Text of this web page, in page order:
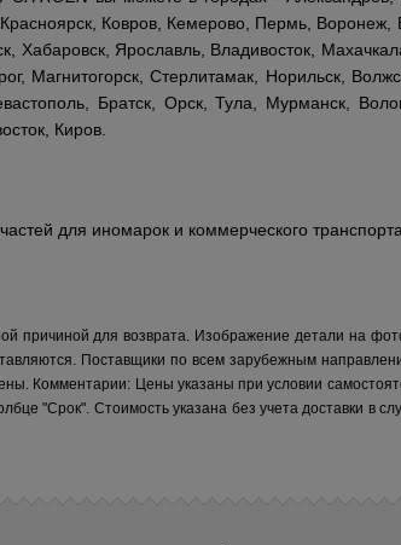
Ковров, Кемерово, Пермь, Воронеж,
Хабаровск, Ярославль, Владивосток,
Магнитогорск, Стерлитамак, Норильск,
Братск, Орск, Тула, Мурманск,
Киров.
для иномарок и коммерческого
причиной для возврата. Изображение детали на
Поставщики по всем зарубежным
Комментарии: Цены указаны при условии
"Срок". Стоимость указана без учета доставки в